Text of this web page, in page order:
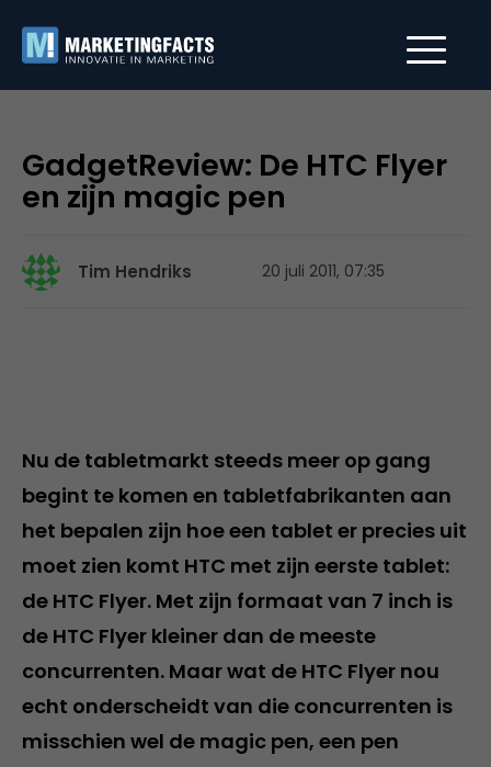
GadgetReview: De HTC Flyer
en zijn magic pen
Tim Hendriks 20 juli 2011, 07:35
Nu de tabletmarkt steeds meer op gang
begint te komen en tabletfabrikanten aan
het bepalen zijn hoe een tablet er precies uit
moet zien komt HTC met zijn eerste tablet:
de HTC Flyer. Met zijn formaat van 7 inch is
de HTC Flyer kleiner dan de meeste
concurrenten. Maar wat de HTC Flyer nou
echt onderscheidt van die concurrenten is
misschien wel de magic pen, een pen